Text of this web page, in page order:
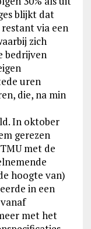
blijkt dat
via een
zich
bedrijven
uren
die, na min
In oktober
gerezen
met de
hoogte van)
in een
met het